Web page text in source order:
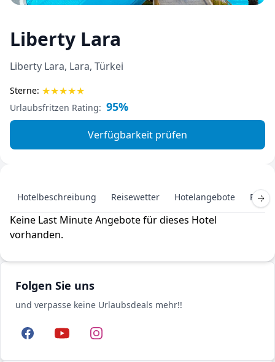
Liberty Lara
Liberty Lara, Lara, Türkei
Sterne: ★★★★★
Urlaubsfritzen Rating: 95%
Verfügbarkeit prüfen
Hotelbeschreibung Reisewetter Hotelangebote
Keine Last Minute Angebote für dieses Hotel
vorhanden.
Folgen Sie uns
und verpasse keine Urlaubsdeals mehr!!
FacebookYouTubeInstagram